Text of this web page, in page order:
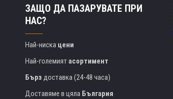
ЗАЩО ДА ПАЗАРУВАТЕ ПРИ
НАС?
Най-ниска цени
Най-големиятасортимент
Бърз доставка (24-48 часа)
Доставяме в цяла България